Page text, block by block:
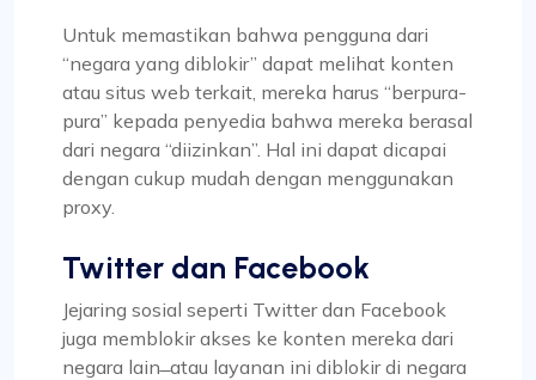
Untuk memastikan bahwa pengguna dari
“negara yang diblokir” dapat melihat konten
atau situs web terkait, mereka harus “berpura-
pura” kepada penyedia bahwa mereka berasal
dari negara “diizinkan”. Hal ini dapat dicapai
dengan cukup mudah dengan menggunakan
proxy.
Twitter dan Facebook
Jejaring sosial seperti Twitter dan Facebook
juga memblokir akses ke konten mereka dari
negara lain ̶ atau layanan ini diblokir di negara